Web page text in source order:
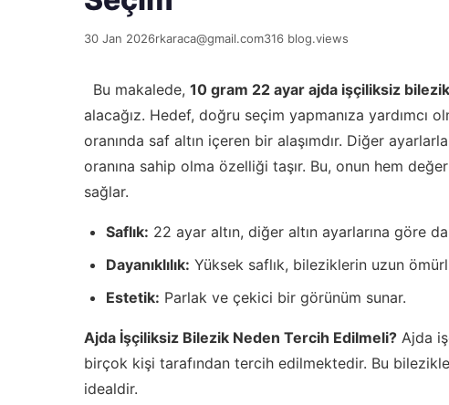
30 Jan 2026rkaraca@gmail.com316 blog.views
Bu makalede, 10 gram 22 ayar ajda işçiliksiz
alacağız. Hedef, doğru seçim yapmanıza yardımcı
oranında saf altın içeren bir alaşımdır. Diğer
oranına sahip olma özelliği taşır. Bu, onun hem
sağlar.
Saflık: 22 ayar altın, diğer altın ayarlarına göre
Dayanıklılık: Yüksek saflık, bileziklerin uzun
Estetik: Parlak ve çekici bir görünüm sunar.
Ajda İşçiliksiz Bilezik Neden Tercih Edilmeli? Ajda
birçok kişi tarafından tercih edilmektedir. Bu
idealdir.